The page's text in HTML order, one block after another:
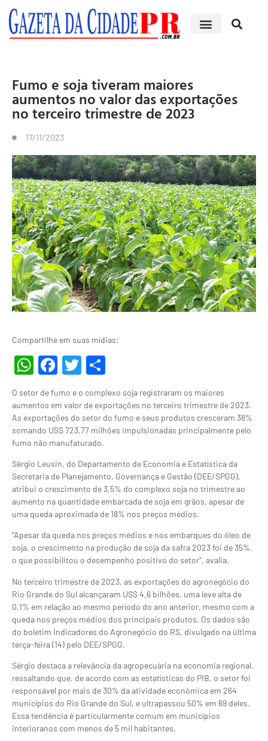
Fumo e soja tiveram maiores
aumentos no valor das exportações
no terceiro trimestre de 2023
17/11/2023
Compartilhe em suas mídias:
WhatsApp
Facebook
Twitter
O setor de fumo e o complexo soja registraram os maiores
aumentos em valor de exportações no terceiro trimestre de 2023.
As exportações do setor do fumo e seus produtos cresceram 38%
somando US$ 723,77 milhões impulsionadas principalmente pelo
fumo não manufaturado.
Sérgio Leusin, do Departamento de Economia e Estatística da
Secretaria de Planejamento, Governança e Gestão (DEE/SPGG),
atribui o crescimento de 3,5% do complexo soja no trimestre ao
aumento na quantidade embarcada de soja em grãos, apesar de
uma queda aproximada de 18% nos preços médios.
“Apesar da queda nos preços médios e nos embarques do óleo de
soja, o crescimento na produção de soja da safra 2023 foi de 35%,
o que possibilitou o desempenho positivo do setor”, avalia.
No terceiro trimestre de 2023, as exportações do agronegócio do
Rio Grande do Sul alcançaram US$ 4,6 bilhões, uma leve alta de
0,1% em relação ao mesmo período do ano anterior, mesmo com a
queda nos preços médios dos principais produtos. Os dados são
do boletim Indicadores do Agronegócio do RS, divulgado na última
terça-feira (14) pelo DEE/SPGG.
Sérgio destaca a relevância da agropecuária na economia regional,
ressaltando que, de acordo com as estatísticas do PIB, o setor foi
responsável por mais de 30% da atividade econômica em 264
municípios do Rio Grande do Sul, e ultrapassou 50% em 69 deles.
Essa tendência é particularmente comum em municípios
interioranos com menos de 5 mil habitantes.